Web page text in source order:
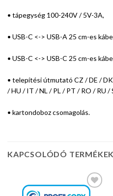
• tápegység 100-240V / 5V-3A,
• USB-C <-> USB-A 25 cm-es
• USB-C <-> USB-C 25 cm-es
• telepítési útmutató CZ / DE / DK
/ HU / IT / NL / PL / PT / RO / RU /
• kartondoboz csomagolás.
KAPCSOLÓDÓ TERMÉKEK
Kedvencekhez